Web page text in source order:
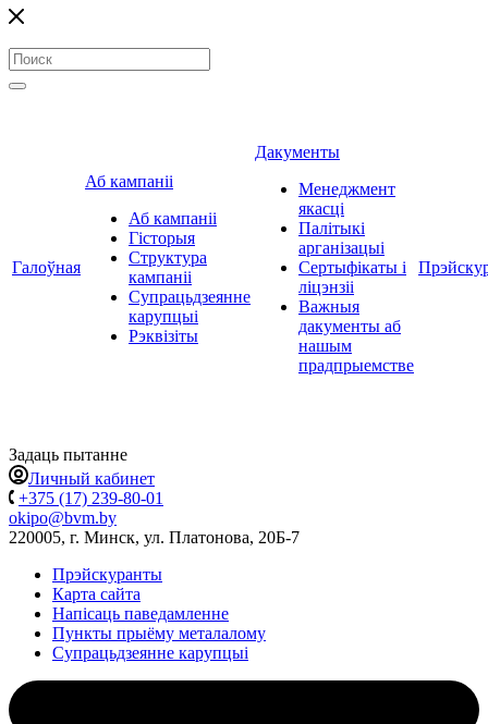
Галоўная
Аб кампаніі
Аб кампаніі
Гісторыя
Структура
кампаніі
Супрацьдзеянне
карупцыі
Рэквізіты
Дакументы
Менеджмент
якасці
Палітыкі
арганізацыі
Сертыфікаты і
ліцэнзіі
Важныя
дакументы аб
нашым
прадпрыемстве
Задаць пытанне
Личный кабинет
+375 (17) 239-80-01
okipo@bvm.by
220005, г. Минск, ул. Платонова, 20Б-7
Прэйскуранты
Карта сайта
Напісаць паведамленне
Пункты прыёму металалому
Супрацьдзеянне карупцыі